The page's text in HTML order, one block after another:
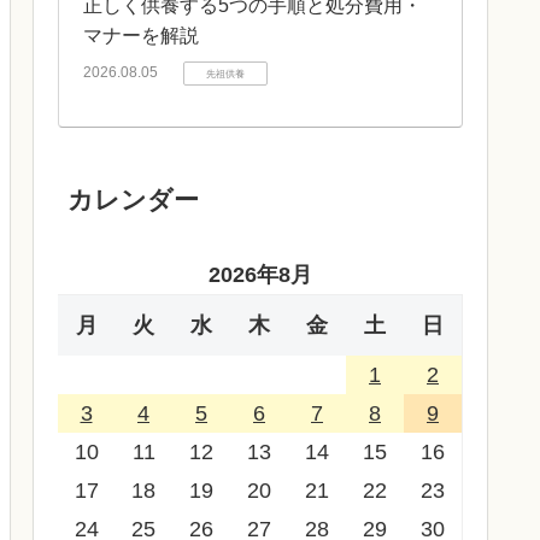
正しく供養する5つの手順と処分費用・
マナーを解説
2026.08.05 先祖供養
カレンダー
2026年8月
月 火 水 木 金 土 日
1
2
3
4 5 6 7 8
9
10
11 12 13 14 15
16
17
18 19 20 21 22
23
24
25 26 27 28 29 30